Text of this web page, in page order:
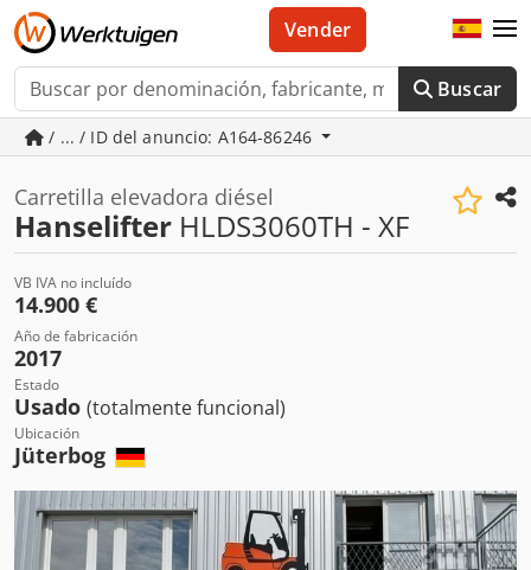
Buscar
Vender
/ ... / ID del anuncio: A164-86246
Carretilla elevadora diésel
Hanselifter HLDS3060TH - XF
VB IVA no incluído
14.900 €
Año de fabricación
2017
Estado
Usado (totalmente funcional)
Ubicación
Jüterbog